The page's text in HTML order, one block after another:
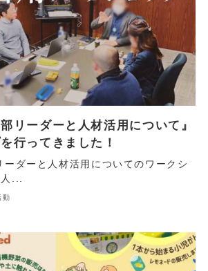
リーダーと人材活用について』
行ってきました！
ダーと人材活用についてのワークシ
...
動